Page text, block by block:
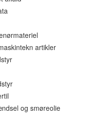
artikler
og smøreolie